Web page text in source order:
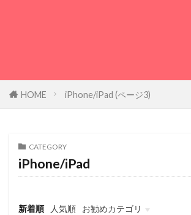
HOME iPhone/iPad (ページ3)
CATEGORY
iPhone/iPad
新着順 人気順 お勧めカテゴリ